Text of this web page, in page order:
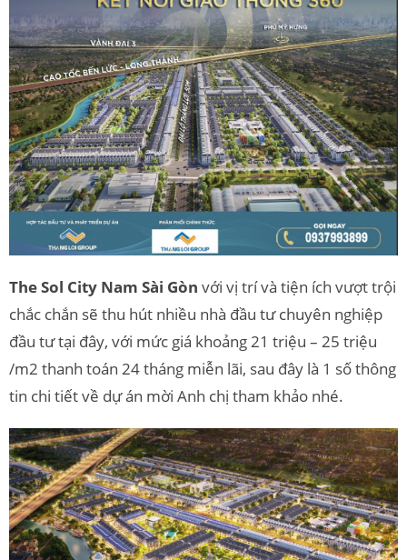
The Sol City Nam Sài Gòn với vị trí và tiện ích vượt trội
chắc chắn sẽ thu hút nhiều nhà đầu tư chuyên nghiệp
đầu tư tại đây, với mức giá khoảng 21 triệu – 25 triệu
/m2 thanh toán 24 tháng miễn lãi, sau đây là 1 số thông
tin chi tiết về dự án mời Anh chị tham khảo nhé.